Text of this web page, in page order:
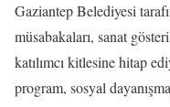
Gaziantep Belediyesi
müsabakaları, sanat
katılımcı kitlesine hitap
program, sosyal